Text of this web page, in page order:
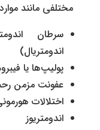
مختلفی مانند
سرطان
اندومتریال)
پولیپ‌ها یا
عفونت مزمن
اختلالات
اندومتریوز